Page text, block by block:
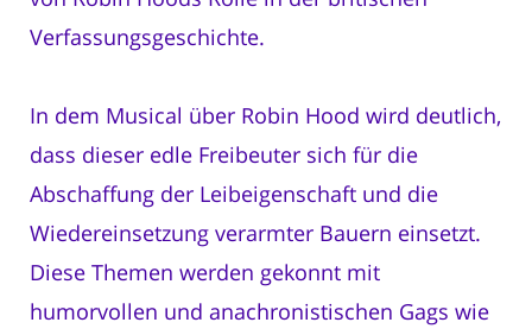
Verfassungsgeschichte.
In dem Musical über Robin Hood wird deutlich,
dass dieser edle Freibeuter sich für die
Abschaffung der Leibeigenschaft und die
Wiedereinsetzung verarmter Bauern einsetzt.
Diese Themen werden gekonnt mit
humorvollen und anachronistischen Gags wie